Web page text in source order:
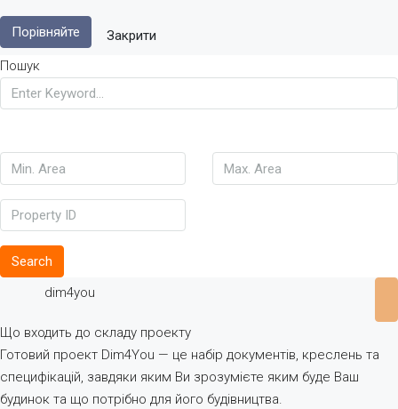
Порівняйте
Закрити
Пошук
Search
dim4you
Що входить до складу проекту
Готовий проект Dim4You — це набір документів, креслень та
специфікацій, завдяки яким Ви зрозумієте яким буде Ваш
будинок та що потрібно для його будівництва.